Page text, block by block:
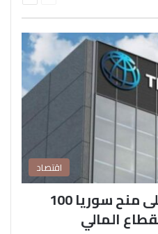
اقتصاد
البنك الدولي يوافق على منح سوريا 100
المالي